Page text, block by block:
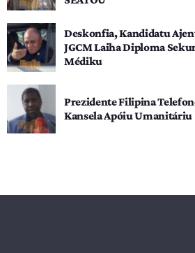
Deskonfia, Kandidatu
JGCM Laiha Diploma
Médiku
Prezidente Filipina
Kansela Apóiu Umanitáriu